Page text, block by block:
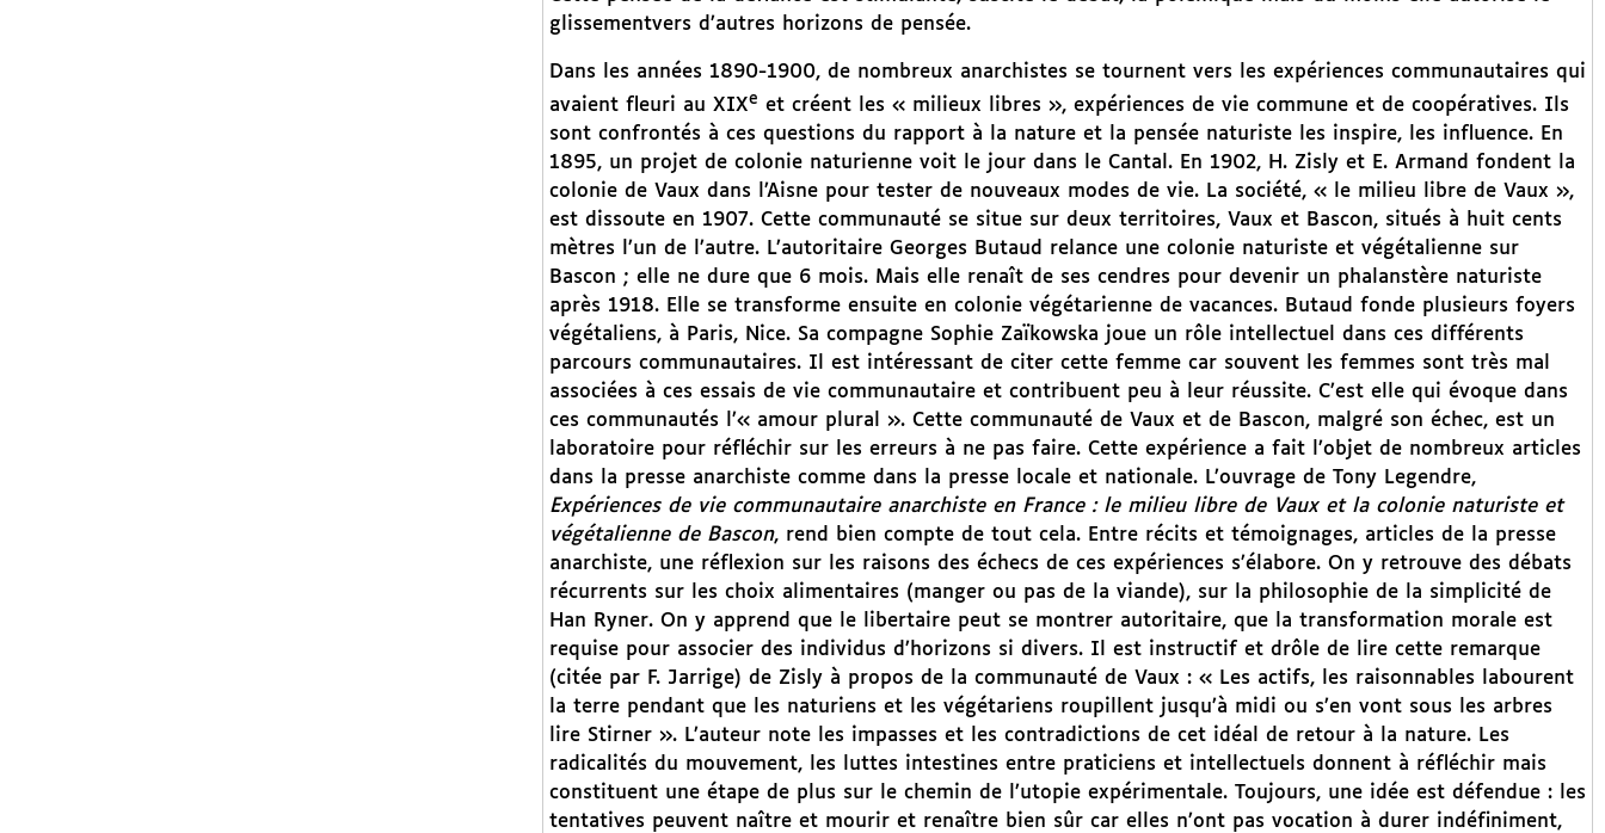
glissementvers d’autres horizons de pensée.
Dans les années 1890-1900, de nombreux anarchistes se tournent vers les expériences communautaires qui
avaient fleuri au XIXe et créent les « milieux libres », expériences de vie commune et de coopératives. Ils
sont confrontés à ces questions du rapport à la nature et la pensée naturiste les inspire, les influence. En
1895, un projet de colonie naturienne voit le jour dans le Cantal. En 1902, H. Zisly et E. Armand fondent la
colonie de Vaux dans l’Aisne pour tester de nouveaux modes de vie. La société, « le milieu libre de Vaux »,
est dissoute en 1907. Cette communauté se situe sur deux territoires, Vaux et Bascon, situés à huit cents
mètres l’un de l’autre. L’autoritaire Georges Butaud relance une colonie naturiste et végétalienne sur
Bascon ; elle ne dure que 6 mois. Mais elle renaît de ses cendres pour devenir un phalanstère naturiste
après 1918. Elle se transforme ensuite en colonie végétarienne de vacances. Butaud fonde plusieurs foyers
végétaliens, à Paris, Nice. Sa compagne Sophie Zaïkowska joue un rôle intellectuel dans ces différents
parcours communautaires. Il est intéressant de citer cette femme car souvent les femmes sont très mal
associées à ces essais de vie communautaire et contribuent peu à leur réussite. C’est elle qui évoque dans
ces communautés l’« amour plural ». Cette communauté de Vaux et de Bascon, malgré son échec, est un
laboratoire pour réfléchir sur les erreurs à ne pas faire. Cette expérience a fait l’objet de nombreux articles
dans la presse anarchiste comme dans la presse locale et nationale. L’ouvrage de Tony Legendre,
Expériences de vie communautaire anarchiste en France : le milieu libre de Vaux et la colonie naturiste et
végétalienne de Bascon, rend bien compte de tout cela. Entre récits et témoignages, articles de la presse
anarchiste, une réflexion sur les raisons des échecs de ces expériences s’élabore. On y retrouve des débats
récurrents sur les choix alimentaires (manger ou pas de la viande), sur la philosophie de la simplicité de
Han Ryner. On y apprend que le libertaire peut se montrer autoritaire, que la transformation morale est
requise pour associer des individus d’horizons si divers. Il est instructif et drôle de lire cette remarque
(citée par F. Jarrige) de Zisly à propos de la communauté de Vaux : « Les actifs, les raisonnables labourent
la terre pendant que les naturiens et les végétariens roupillent jusqu’à midi ou s’en vont sous les arbres
lire Stirner ». L’auteur note les impasses et les contradictions de cet idéal de retour à la nature. Les
radicalités du mouvement, les luttes intestines entre praticiens et intellectuels donnent à réfléchir mais
constituent une étape de plus sur le chemin de l’utopie expérimentale. Toujours, une idée est défendue : les
tentatives peuvent naître et mourir et renaître bien sûr car elles n’ont pas vocation à durer indéfiniment,